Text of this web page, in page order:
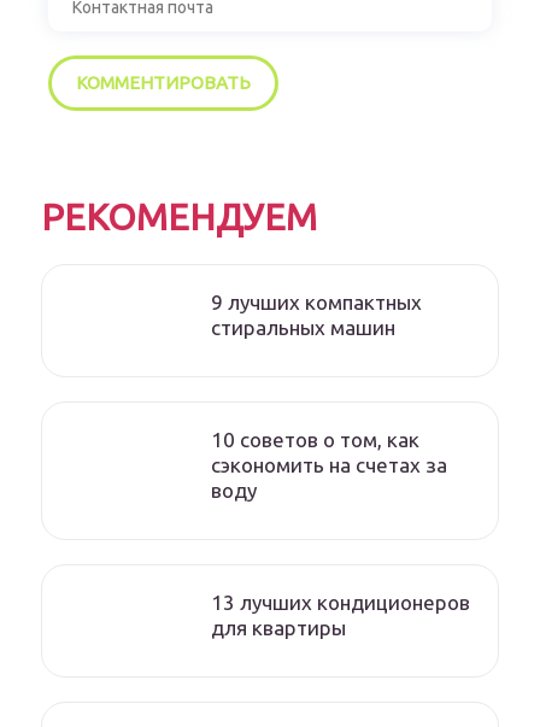
РЕКОМЕНДУЕМ
9 лучших компактных
стиральных машин
10 советов о том, как
сэкономить на счетах за
воду
13 лучших кондиционеров
для квартиры